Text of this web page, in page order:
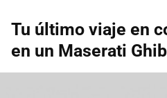
Tu último viaje en
en un Maserati